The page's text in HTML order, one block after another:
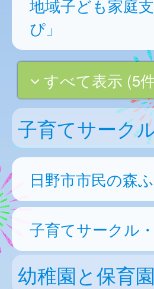
地域子ども家庭
ぴ」
すべて表示 (5
子育てサーク
日野市市民の森
子育てサークル
幼稚園と保育